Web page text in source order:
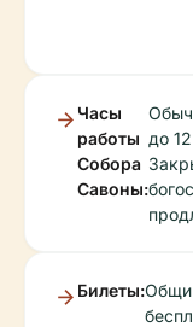
Часы
работы
Собора
Савоны:
до
Билеты: